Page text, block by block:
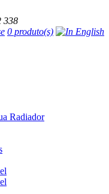
338
0 produto(s)
Radiador